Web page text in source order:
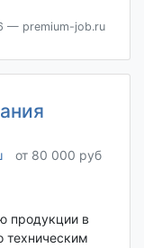
— premium-job.ru
от 80 000 руб
продукции в
техническим